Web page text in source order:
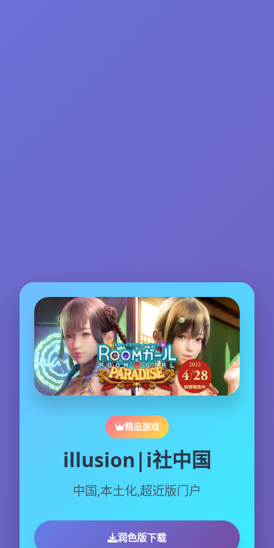
精品游戏
illusion|i社中国
中国,本土化,超近版门户
润色版下载